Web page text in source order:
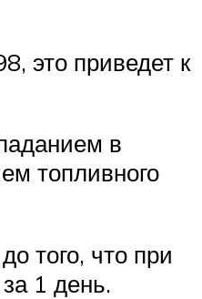
это приведет к
в
топливного
того, что при
1 день.